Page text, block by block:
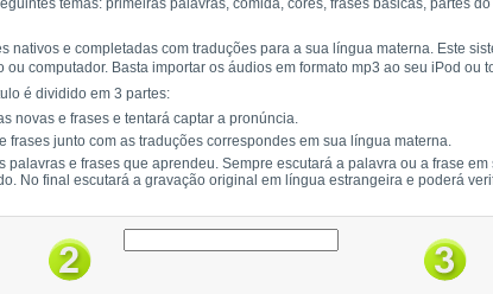
temas: primeiras palavras, comida, cores, frases básicas, partes
nativos e completadas com traduções para a sua língua materna. Este
computador. Basta importar os áudios em formato mp3 ao seu iPod ou
é dividido em 3 partes:
novas e frases e tentará captar a pronúncia.
frases junto com as traduções correspondes em sua língua materna.
palavras e frases que aprendeu. Sempre escutará a palavra ou a frase
No final escutará a gravação original em língua estrangeira e poderá